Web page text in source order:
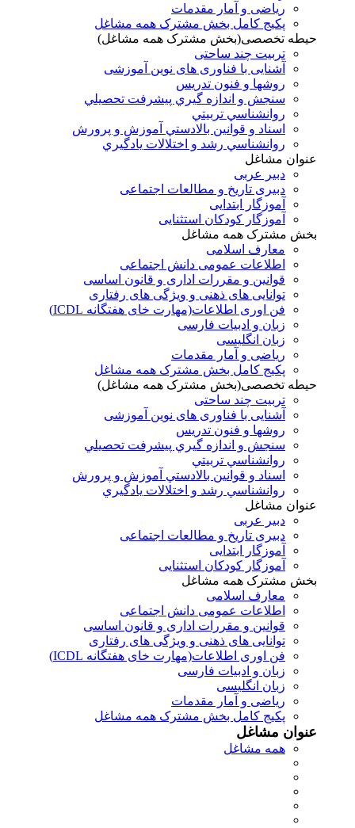
ریاضی و آمار مقدمات
پکیج کامل بخش مشترک همه مشاغل
حیطه تخصصی(بخش مشترک همه مشاغل)
تربیت چند ساحتی
آشنایی با فناوری های نوین آموزشی
روشها و فنون تدريس
سنجش و اندازه گيري پيشرفت تحصيلي
روانشناسي تربيتي
اسناد و قوانين بالادستي آموزش و پرورش
روانشناسي رشد و اختلالات يادگيري
عنوان مشاغل
دبير عربی
دبیری تاریخ و مطالعات اجتماعی
آموزگار ابتدایی
آموزگار کودکان استثنایی
بخش مشترک همه مشاغل
معارف اسلامی
اطلاعات عمومی دانش اجتماعی
قوانین و مقررات اداری و قانون اساسی
توانایی های ذهنی و ویژگی های رفتاری
فن اوری اطلاعات(مهارت خای هفتگانه ICDL)
زبان و ادبیات فارسی
زبان انگلیسی
ریاضی و آمار مقدمات
پکیج کامل بخش مشترک همه مشاغل
حیطه تخصصی(بخش مشترک همه مشاغل)
تربیت چند ساحتی
آشنایی با فناوری های نوین آموزشی
روشها و فنون تدريس
سنجش و اندازه گيري پيشرفت تحصيلي
روانشناسي تربيتي
اسناد و قوانين بالادستي آموزش و پرورش
روانشناسي رشد و اختلالات يادگيري
عنوان مشاغل
دبير عربی
دبیری تاریخ و مطالعات اجتماعی
آموزگار ابتدایی
آموزگار کودکان استثنایی
بخش مشترک همه مشاغل
معارف اسلامی
اطلاعات عمومی دانش اجتماعی
قوانین و مقررات اداری و قانون اساسی
توانایی های ذهنی و ویژگی های رفتاری
فن اوری اطلاعات(مهارت خای هفتگانه ICDL)
زبان و ادبیات فارسی
زبان انگلیسی
ریاضی و آمار مقدمات
پکیج کامل بخش مشترک همه مشاغل
عنوان مشاغل
همه مشاغل